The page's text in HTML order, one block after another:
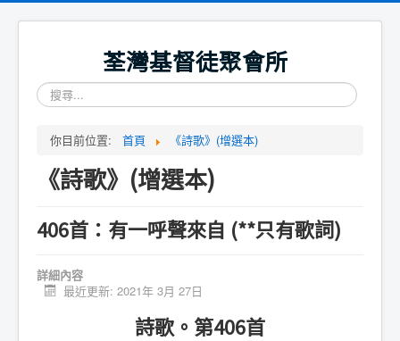
荃灣基督徒聚會所
搜
尋...
你目前位置:
首頁 《詩歌》(增選本)
《詩歌》(增選本)
406首：有一呼聲來自 (**只有歌詞)
詳細內容
最近更新: 2021年 3月 27日
詩歌。第406首